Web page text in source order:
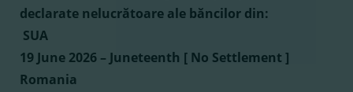
declarate nelucrătoare ale băncilor din:
SUA
19 June 2026 – Juneteenth [ No Settlement ]
Romania